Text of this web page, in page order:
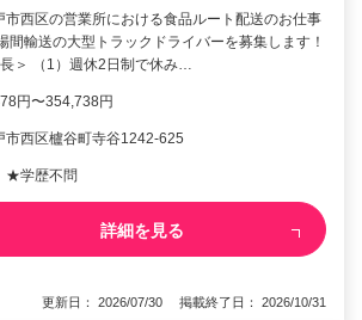
市西区の営業所における食品ルート配送のお仕事
間輸送の大型トラックドライバーを募集します！
長＞ （1）週休2日制で休み…
円〜354,738円
市西区櫨谷町寺谷1242-625
学歴不問
詳細を見る
更新日： 2026/07/30 掲載終了日： 2026/10/31